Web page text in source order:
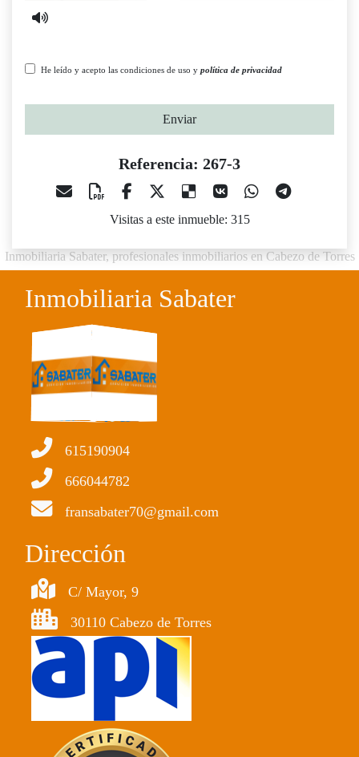
He leído y acepto las condiciones de uso y política de privacidad
Enviar
Referencia: 267-3
Visitas a este inmueble: 315
Inmobiliaria Sabater, profesionales inmobiliarios en Cabezo de Torres
Inmobiliaria Sabater
615190904
666044782
fransabater70@gmail.com
Dirección
C/ Mayor, 9
30110 Cabezo de Torres